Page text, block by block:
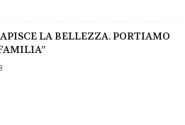
LA BELLEZZA. PORTIAMO